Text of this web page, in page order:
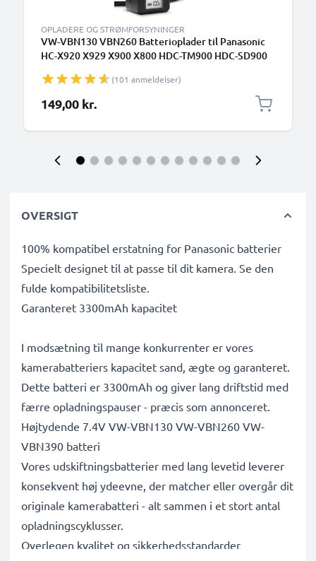
OPLADERE OG STRØMFORSYNINGER
VW-VBN130 VBN260 Batterioplader til Panasonic
HC-X920 X929 X900 X800 HDC-TM900 HDC-SD900
(101 anmeldelser)
149,00 kr.
OVERSIGT
100% kompatibel erstatning for Panasonic batterier
Specielt designet til at passe til dit kamera. Se den
fulde kompatibilitetsliste.
Garanteret 3300mAh kapacitet
I modsætning til mange konkurrenter er vores
kamerabatteriers kapacitet sand, ægte og garanteret.
Dette batteri er 3300mAh og giver lang driftstid med
færre opladningspauser - præcis som annonceret.
Højtydende 7.4V VW-VBN130 VW-VBN260 VW-
VBN390 batteri
Vores udskiftningsbatterier med lang levetid leverer
konsekvent høj ydeevne, der matcher eller overgår dit
originale kamerabatteri - alt sammen i et stort antal
opladningscyklusser.
Overlegen kvalitet og sikkerhedsstandarder